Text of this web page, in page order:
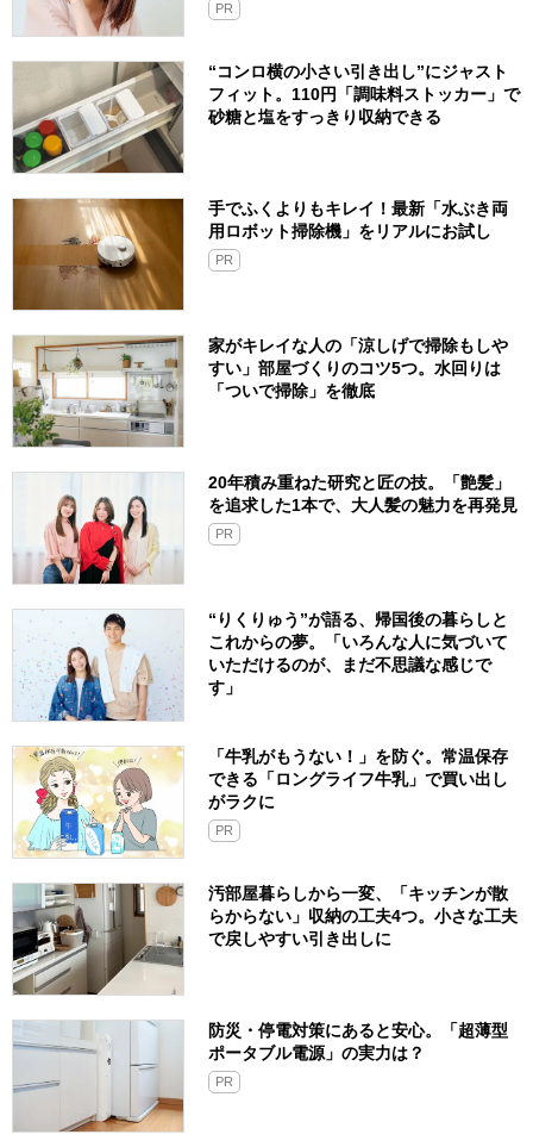
PR
“コンロ横の小さい引き出し”にジャスト
フィット。110円「調味料ストッカー」で
砂糖と塩をすっきり収納できる
手でふくよりもキレイ！最新「水ぶき両
用ロボット掃除機」をリアルにお試し
PR
家がキレイな人の「涼しげで掃除もしや
すい」部屋づくりのコツ5つ。水回りは
「ついで掃除」を徹底
20年積み重ねた研究と匠の技。「艶髪」
を追求した1本で、大人髪の魅力を再発見
PR
“りくりゅう”が語る、帰国後の暮らしと
これからの夢。「いろんな人に気づいて
いただけるのが、まだ不思議な感じで
す」
「牛乳がもうない！」を防ぐ。常温保存
できる「ロングライフ牛乳」で買い出し
がラクに
PR
汚部屋暮らしから一変、「キッチンが散
らからない」収納の工夫4つ。小さな工夫
で戻しやすい引き出しに
防災・停電対策にあると安心。「超薄型
ポータブル電源」の実力は？​
PR